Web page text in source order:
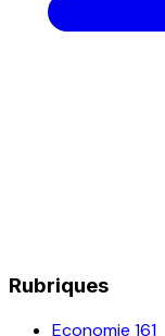
Rubriques
Economie 161